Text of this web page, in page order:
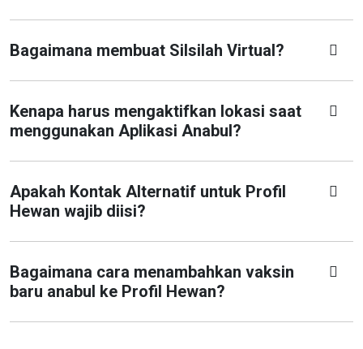
Bagaimana membuat Silsilah Virtual?
Kenapa harus mengaktifkan lokasi saat
menggunakan Aplikasi Anabul?
Apakah Kontak Alternatif untuk Profil
Hewan wajib diisi?
Bagaimana cara menambahkan vaksin
baru anabul ke Profil Hewan?